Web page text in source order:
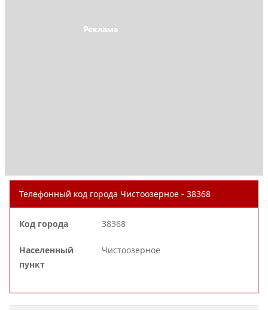
.
Телефонный код города Чистоозерное - 38368
Код города 38368
Населенный
пункт
Чистоозерное